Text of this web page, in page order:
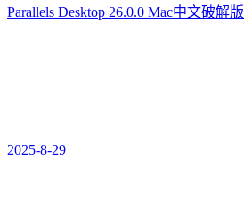
Parallels Desktop 26.0.0 Mac中文破解版
2025-8-29